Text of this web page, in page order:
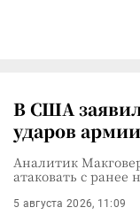
В США
ударов
Аналитик
атаковать с
5 августа 2026, 11:09